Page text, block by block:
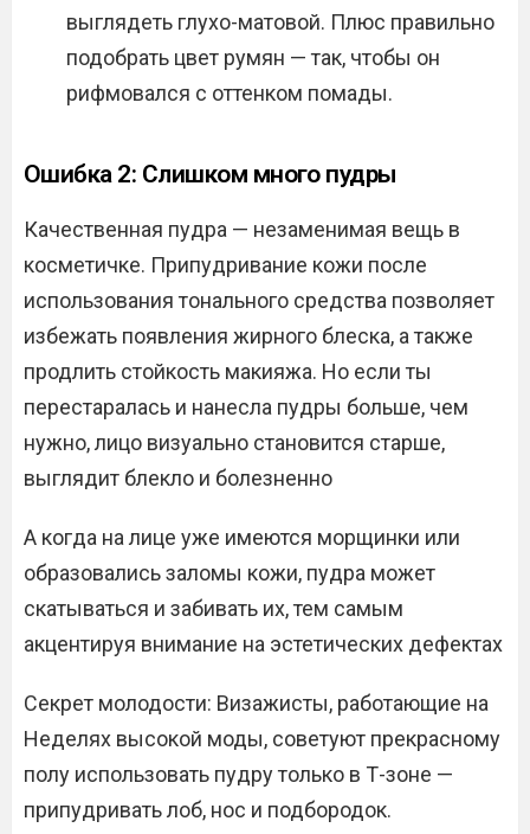
выглядеть глухо-матовой. Плюс правильно
подобрать цвет румян — так, чтобы он
рифмовался с оттенком помады.
Ошибка 2: Слишком много пудры
Качественная пудра — незаменимая вещь в
косметичке. Припудривание кожи после
использования тонального средства позволяет
избежать появления жирного блеска, а также
продлить стойкость макияжа. Но если ты
перестаралась и нанесла пудры больше, чем
нужно, лицо визуально становится старше,
выглядит блекло и болезненно
А когда на лице уже имеются морщинки или
образовались заломы кожи, пудра может
скатываться и забивать их, тем самым
акцентируя внимание на эстетических дефектах
Секрет молодости: Визажисты, работающие на
Неделях высокой моды, советуют прекрасному
полу использовать пудру только в Т-зоне —
припудривать лоб, нос и подбородок.